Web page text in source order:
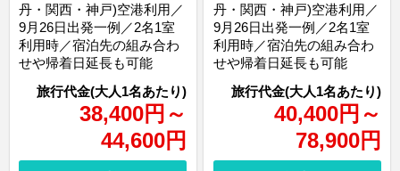
38,400円 ～
44,600円
丹・関西・神戸)空港利用／
9月26日出発一例／2名1室
利用時／宿泊先の組み合わ
せや帰着日延長も可能
40,400円 ～
78,900円
丹・関西・神戸)空港利用／
9月26日出発一例／2名1室
利用時／宿泊先の組み合わ
せや帰着日延長も可能